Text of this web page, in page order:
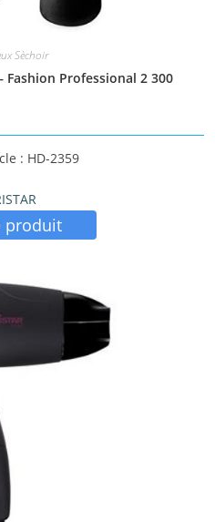
Sèchoir
Fashion Professional 2 300
: HD-2359
produit